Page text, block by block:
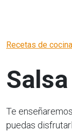
Recetas de cocina
Te
puedas